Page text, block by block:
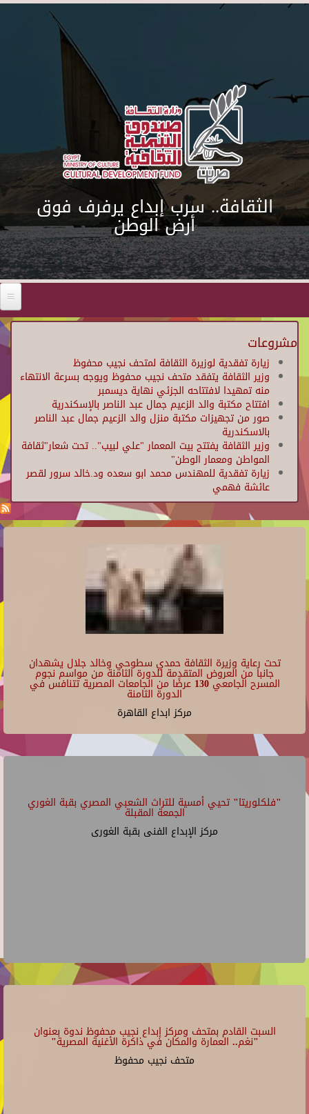
Skip to main content
الثقافة.. سرب إبداع يرفرف فوق
أرض الوطن
مشروعات
زيارة تفقدية لوزيرة الثقافة لمتحف نجيب محفوظ
وزير الثقافة يتفقد متحف نجيب محفوظ ويوجه بسرعة الانتهاء
منه تمهيدا لافتتاحه الجزئي نهاية ديسمبر
افتتاح مكتبة والد الزعيم جمال عبد الناصر بالإسكندرية
صور من تجهيزات مكتبة منزل والد الزعيم جمال عبد الناصر
بالاسكندرية
وزير الثقافة يفتتح بيت المعمار "علي لبيب".. تحت شعار"ثقافة
المواطن ومعمار الوطن"
زيارة تفقدية للمهندس محمد ابو سعده ود.خالد سرور لقصر
عائشة فهمي
تحت رعاية وزيرة الثقافة حمدي سطوحي وخالد جلال يشهدان
جانبا من العروض المتقدمة للدورة الثامنة من مواسم نجوم
المسرح الجامعي 130 عرضًا من الجامعات المصرية تتنافس في
الدورة الثامنة
مركز ابداع القاهرة
"فلكلوريتا" تحيي أمسية للتراث الشعبي المصري بقبة الغوري
الجمعة المقبلة
مركز الإبداع الفنى بقبة الغورى
السبت القادم بمتحف ومركز إبداع نجيب محفوظ ندوة بعنوان
"نغم.. العمارة والمكان في ذاكرة الأغنية المصرية"
متحف نجيب محفوظ